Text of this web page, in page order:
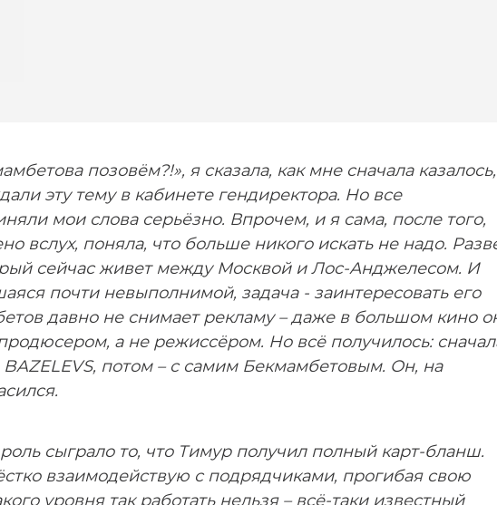
позовём?!», я сказала, как мне сначала казалось,
эту тему в кабинете гендиректора. Но все
мои слова серьёзно. Впрочем, и я сама, после того,
вслух, поняла, что больше никого искать не надо.
сейчас живет между Москвой и Лос-Анджелесом. И
почти невыполнимой, задача - заинтересовать его
давно не снимает рекламу – даже в большом кино
а не режиссёром. Но всё получилось:
BAZELEVS, потом – с самим Бекмамбетовым. Он, на
сыграло то, что Тимур получил полный карт-бланш.
взаимодействую с подрядчиками, прогибая свою
уровня так работать нельзя – всё-таки известный